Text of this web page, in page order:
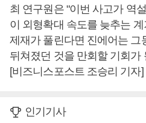
최 연구원은 "이번 사고가 역
이 외형확대 속도를 늦추는
제재가 풀린다면 진에어는 그
뒤쳐졌던 것을 만회할 기회가
[비즈니스포스트 조승리 기자]
인기기사